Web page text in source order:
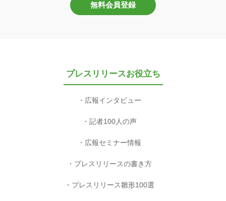
無料会員登録
プレスリリースお役立ち
広報インタビュー
記者100人の声
広報セミナー情報
プレスリリースの書き方
プレスリリース雛形100選